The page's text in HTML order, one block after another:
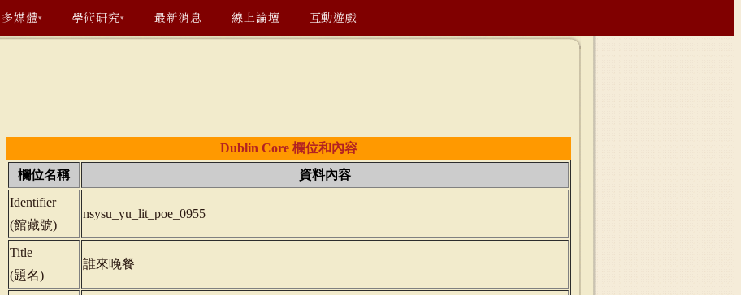
多媒體▾ 學術研究▾ 最新消息 線上論壇 互動遊戲
Dublin Core欄位和內容
欄位名稱
資料內容
Identifier
(館藏號)
nsysu_yu_lit_poe_0955
Title
(題名)
誰來晚餐